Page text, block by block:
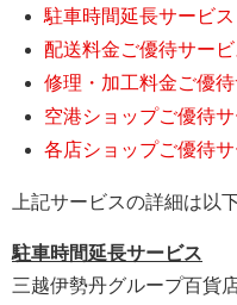
駐車時間延長サービス
配送料金ご優待サービ
修理・加工料金ご優
空港ショップご優待
各店ショップご優待
上記サービスの詳細は以
駐車時間延長サービス
三越伊勢丹グループ百貨